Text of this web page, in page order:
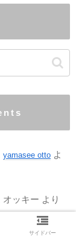
yamasee otto よ
オッキー より
サイドバー